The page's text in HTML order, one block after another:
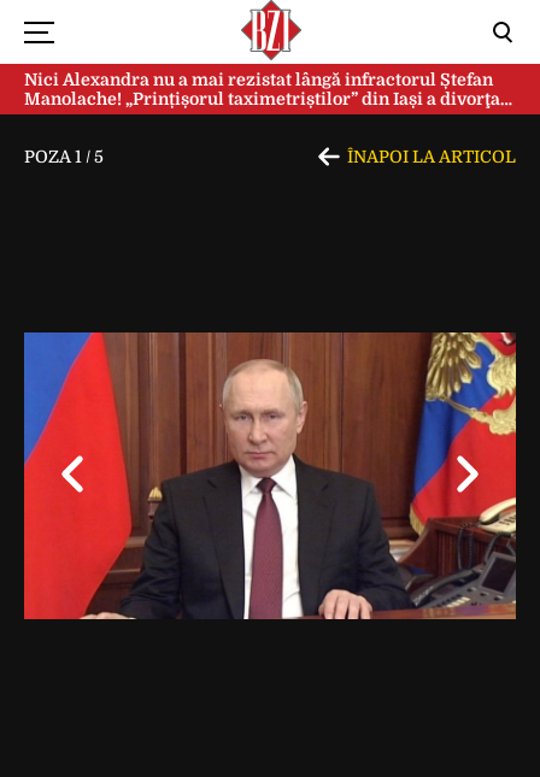
Nici Alexandra nu a mai rezistat lângă infractorul Ștefan
Manolache! „Prințișorul taximetriștilor” din Iași a divorţat
după doi ani de căsnicie
POZA 1 /5 ÎNAPOI LA ARTICOL